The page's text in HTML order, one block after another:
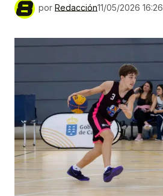
por Redacción11/05/2026 16:26